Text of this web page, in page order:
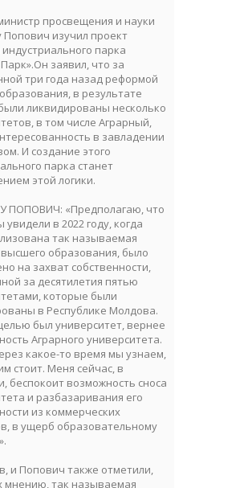
просвещения и науки
Попович изучил проект
парка
заявил, что за
три года назад реформой
в результате
ликвидированы несколько
в том числе Аграрный,
в завладении
И создание этого
парка станет
этой логики.
ПОПОВИЧ: «Предполагаю, что
увидели в 2022 году, когда
так называемая
образования, было
на захват собственности,
за десятилетия пятью
которые были
в Республике Молдова.
был университет, вернее
Аграрного университета.
какое-то время мы узнаем,
стоит. Меня сейчас, в
беспокоит возможность сноса
и разбазаривания его
из коммерческих
в ущерб образовательному
и Попович также отметили,
мнению, так называемая